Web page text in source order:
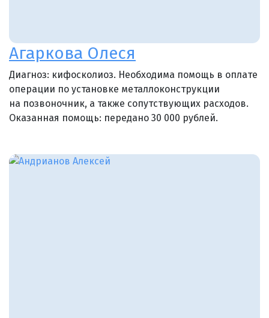
Агаркова Олеся
Диагноз: кифосколиоз. Необходима помощь в оплате
операции по установке металлоконструкции
на позвоночник, а также сопутствующих расходов.
Оказанная помощь: передано 30 000 рублей.